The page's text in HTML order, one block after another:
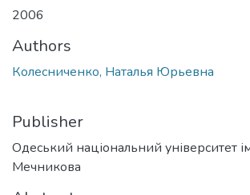
2006
Authors
Колесниченко, Наталья Юрьевна
Publisher
Одеський національний університет
Мечникова